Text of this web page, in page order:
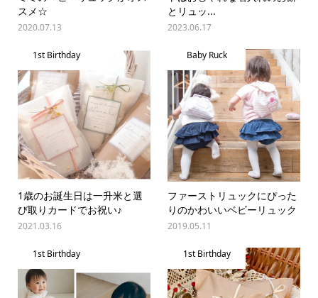
スメ☆
2020.07.13
とリュッ...
2023.06.17
1st Birthday
1歳のお誕生日は一升米と選
び取りカードでお祝い♪
2021.03.16
Baby Ruck
ファーストリュックにぴった
りのかわいいベビーリュック
2019.05.11
1st Birthday 1st Birthday